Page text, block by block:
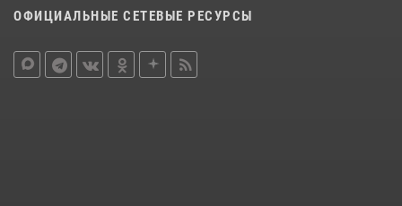
ОФИЦИАЛЬНЫЕ СЕТЕВЫЕ РЕСУРСЫ